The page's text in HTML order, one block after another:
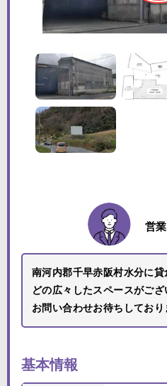
営
南河内郡千早赤阪村水分に
どの広々したスペースがご
お問い合わせお待ちしており
基本情報